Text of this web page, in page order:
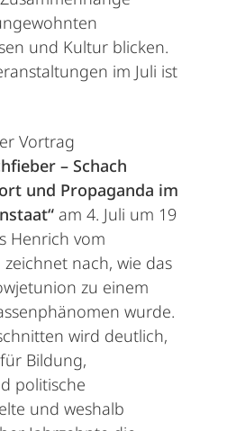
und Kultur blicken.
im Juli ist
Vortrag
– Schach
und Propaganda im
am 4. Juli um 19
Henrich vom
nach, wie das
zu einem
wurde.
wird deutlich,
Bildung,
politische
und weshalb